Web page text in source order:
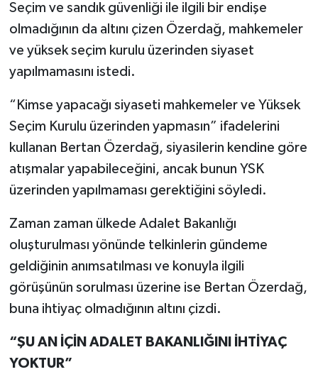
Seçim ve sandık güvenliği ile ilgili bir endişe
olmadığının da altını çizen Özerdağ, mahkemeler
ve yüksek seçim kurulu üzerinden siyaset
yapılmamasını istedi.
“Kimse yapacağı siyaseti mahkemeler ve Yüksek
Seçim Kurulu üzerinden yapmasın” ifadelerini
kullanan Bertan Özerdağ, siyasilerin kendine göre
atışmalar yapabileceğini, ancak bunun YSK
üzerinden yapılmaması gerektiğini söyledi.
Zaman zaman ülkede Adalet Bakanlığı
oluşturulması yönünde telkinlerin gündeme
geldiğinin anımsatılması ve konuyla ilgili
görüşünün sorulması üzerine ise Bertan Özerdağ,
buna ihtiyaç olmadığının altını çizdi.
“ŞU AN İÇİN ADALET BAKANLIĞINI İHTİYAÇ
YOKTUR”